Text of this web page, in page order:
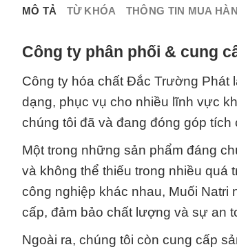
MÔ TẢ TỪ KHÓA THÔNG TIN MUA
Công ty phân phối & cung
Công ty hóa chất Đắc Trường Phát
dạng, phục vụ cho nhiều lĩnh vực
chúng tôi đã và đang đóng góp
Một trong những sản phẩm đáng
và không thể thiếu trong nhiều
công nghiệp khác nhau, Muối Natri
cấp, đảm bảo chất lượng và sự an
Ngoài ra, chúng tôi còn cung cấp